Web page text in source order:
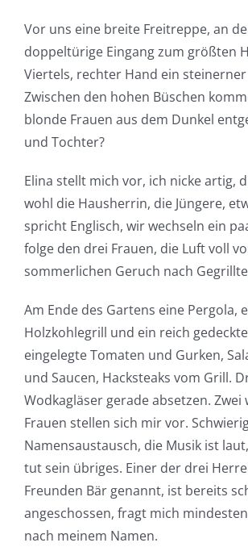
Vor uns eine breite Freitreppe, an
doppeltürige Eingang zum größten
Viertels, rechter Hand ein
Zwischen den hohen Büschen
blonde Frauen aus dem Dunkel
und Tochter?
Elina stellt mich vor, ich nicke artig,
wohl die Hausherrin, die Jüngere,
spricht Englisch, wir wechseln ein
folge den drei Frauen, die Luft voll
sommerlichen Geruch nach
Am Ende des Gartens eine Pergola,
Holzkohlegrill und ein reich
eingelegte Tomaten und Gurken,
und Saucen, Hacksteaks vom Grill.
Wodkagläser gerade absetzen.
Frauen stellen sich mir vor.
Namensaustausch, die Musik ist
tut sein übriges. Einer der drei
Freunden Bär genannt, ist bereits
angeschossen, fragt mich
nach meinem Namen.